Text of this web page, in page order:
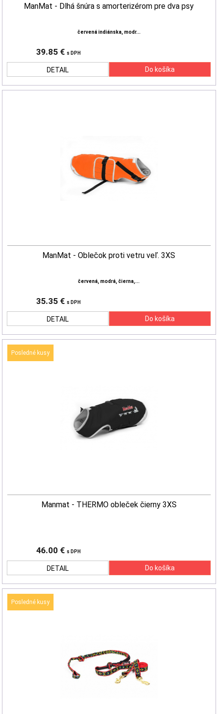
ManMat - Dlhá šnúra s amorterizérom pre dva psy
červená indiánska, modr...
39.85 € s DPH
DETAIL
ManMat - Oblečok proti vetru veľ. 3XS
červená, modrá, čierna,...
35.35 € s DPH
DETAIL
Posledné kusy
Manmat - THERMO obleček čierny 3XS
46.00 € s DPH
DETAIL
Posledné kusy